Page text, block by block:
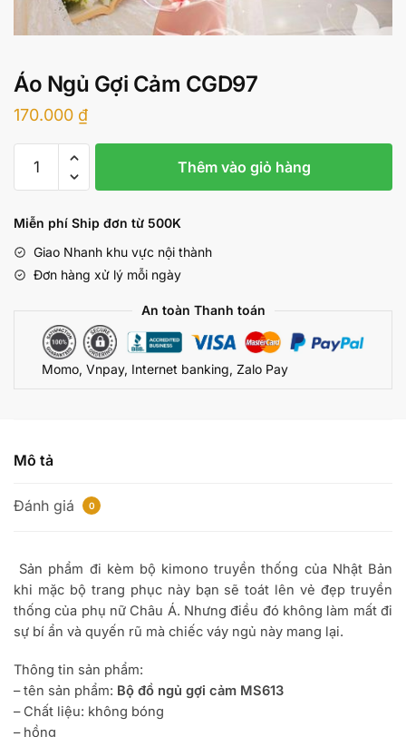
Áo Ngủ Gợi Cảm CGD97
170.000 ₫
Ngủ
Cảm
số
lượng
Thêm vào giỏ hàng
Miễn phí Ship đơn từ 500K
Giao Nhanh khu vực nội thành
Đơn hàng xử lý mỗi ngày
An toàn Thanh toán
Momo, Vnpay, Internet banking, Zalo Pay
Mô tả
Đánh giá 0
Sản phẩm đi kèm bộ kimono truyền thống của Nhật Bản
khi mặc bộ trang phục này bạn sẽ toát lên vẻ đẹp truyền
thống của phụ nữ Châu Á. Nhưng điều đó không làm mất đi
sự bí ẩn và quyến rũ mà chiếc váy ngủ này mang lại.
Thông tin sản phẩm:
– tên sản phẩm: Bộ đồ ngủ gợi cảm MS613
– Chất liệu: không bóng
– hồng